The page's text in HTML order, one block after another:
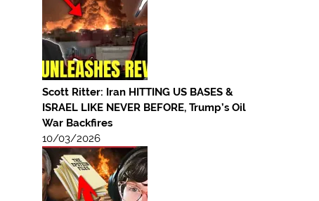
Scott Ritter: Iran HITTING US BASES &
ISRAEL LIKE NEVER BEFORE, Trump’s Oil
War Backfires
10/03/2026